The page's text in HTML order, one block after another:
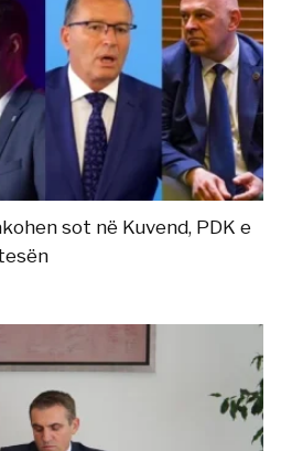
sot në Kuvend, PDK e